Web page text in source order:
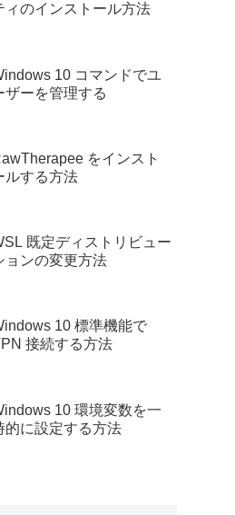
ィのインストール方法
10 コマンドでユ
ザーを管理する
をインスト
ルする方法
既定ディストリビュー
ョンの変更方法
10 標準機能で
接続する方法
10 環境変数を一
的に設定する方法